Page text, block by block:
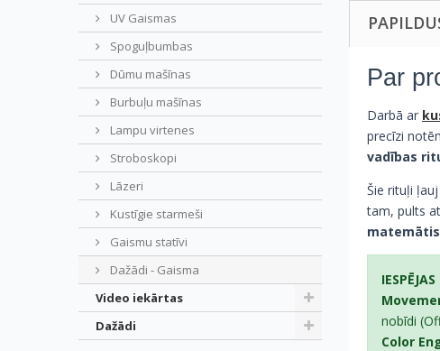
UV Gaismas
Spoguļbumbas
Dūmu mašīnas
Burbuļu mašīnas
Lampu virtenes
Stroboskopi
Lāzeri
Kustīgie starmeši
Gaismu statīvi
Dažādi - Gaisma
Video iekārtas
Dažādi
Par
Darbā ar
precīzi
vadības
Šie rituļi
tam, pults
nobīdi
Color